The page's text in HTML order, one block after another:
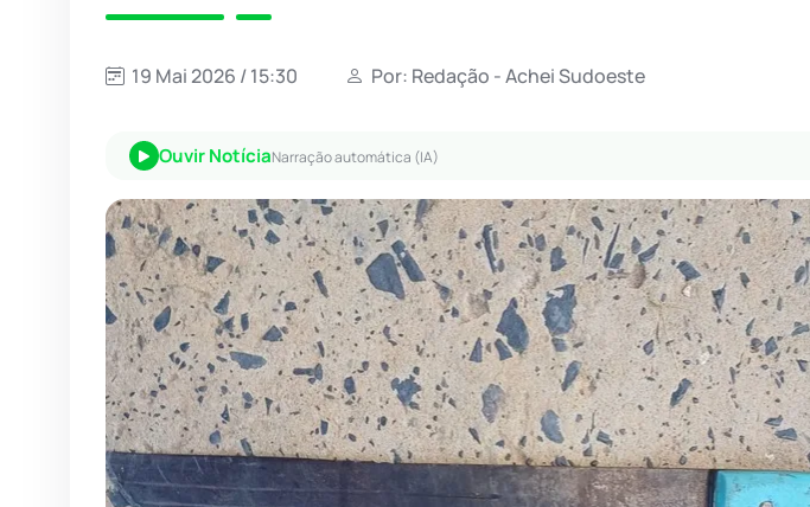
19 Mai 2026 / 15:30 Por: Redação - Achei Sudoeste
Ouvir NotíciaNarração automática (IA)